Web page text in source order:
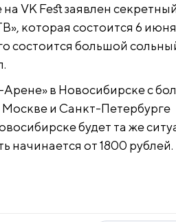
VK Fest заявлен
которая состоится 6
состоится большой
в Новосибирске с
и Санкт-Петербурге
будет та же
начинается от 1800 рублей.